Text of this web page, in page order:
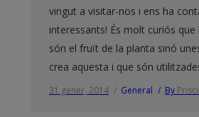
vingut a visitar-nos i ens ha
interessants! És molt curiós que
són el fruït de la planta sinó
crea aquesta i que són
31 gener, 2014 General By